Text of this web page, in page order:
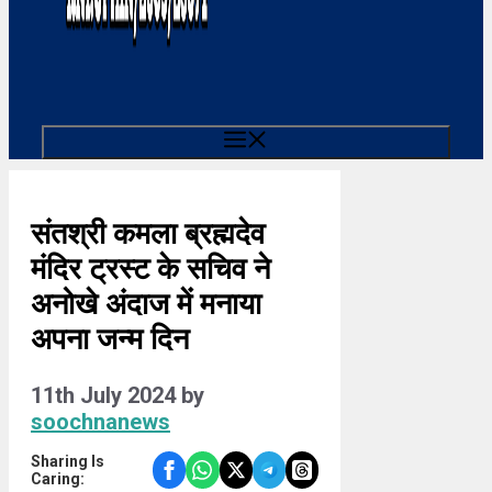
संतश्री कमला ब्रह्मदेव
मंदिर ट्रस्ट के सचिव ने
अनोखे अंदाज में मनाया
अपना जन्म दिन
11th July 2024 by
soochnanews
Sharing Is
Caring: